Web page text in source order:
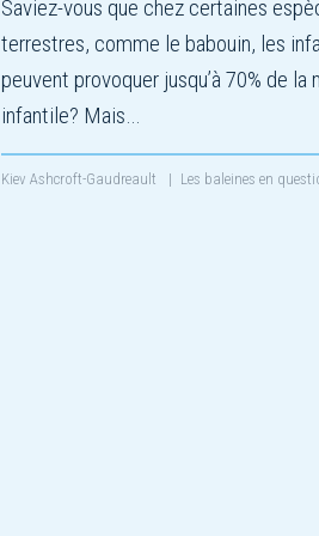
Saviez-vous que chez certaines
terrestres, comme le babouin, les
peuvent provoquer jusqu’à 70% de la
infantile? Mais…
Kiev Ashcroft-Gaudreault | Les baleines en